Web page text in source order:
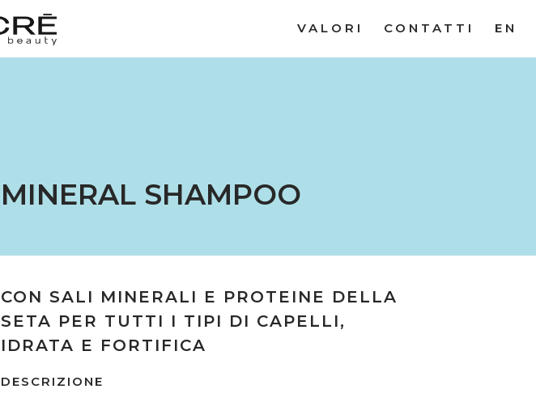
VALORI CONTATTI EN
MINERAL SHAMPOO
CON SALI MINERALI E PROTEINE DELLA
SETA PER TUTTI I TIPI DI CAPELLI,
IDRATA E FORTIFICA
DESCRIZIONE